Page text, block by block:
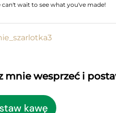
wait to see what you've made!
mnie wesprzeć i